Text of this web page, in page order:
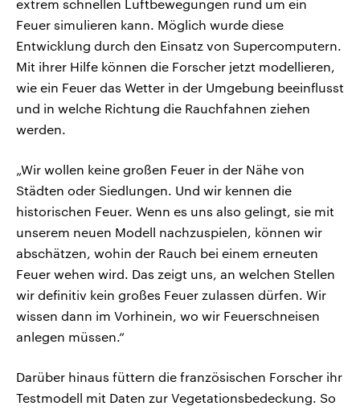
extrem schnellen Luftbewegungen rund um ein
Feuer simulieren kann. Möglich wurde diese
Entwicklung durch den Einsatz von Supercomputern.
Mit ihrer Hilfe können die Forscher jetzt modellieren,
wie ein Feuer das Wetter in der Umgebung beeinflusst
und in welche Richtung die Rauchfahnen ziehen
werden.
„Wir wollen keine großen Feuer in der Nähe von
Städten oder Siedlungen. Und wir kennen die
historischen Feuer. Wenn es uns also gelingt, sie mit
unserem neuen Modell nachzuspielen, können wir
abschätzen, wohin der Rauch bei einem erneuten
Feuer wehen wird. Das zeigt uns, an welchen Stellen
wir definitiv kein großes Feuer zulassen dürfen. Wir
wissen dann im Vorhinein, wo wir Feuerschneisen
anlegen müssen.“
Darüber hinaus füttern die französischen Forscher ihr
Testmodell mit Daten zur Vegetationsbedeckung. So